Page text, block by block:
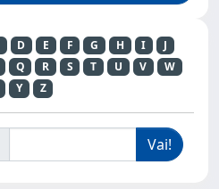
D E F G H I
J
Q R S T U V
W
Y Z